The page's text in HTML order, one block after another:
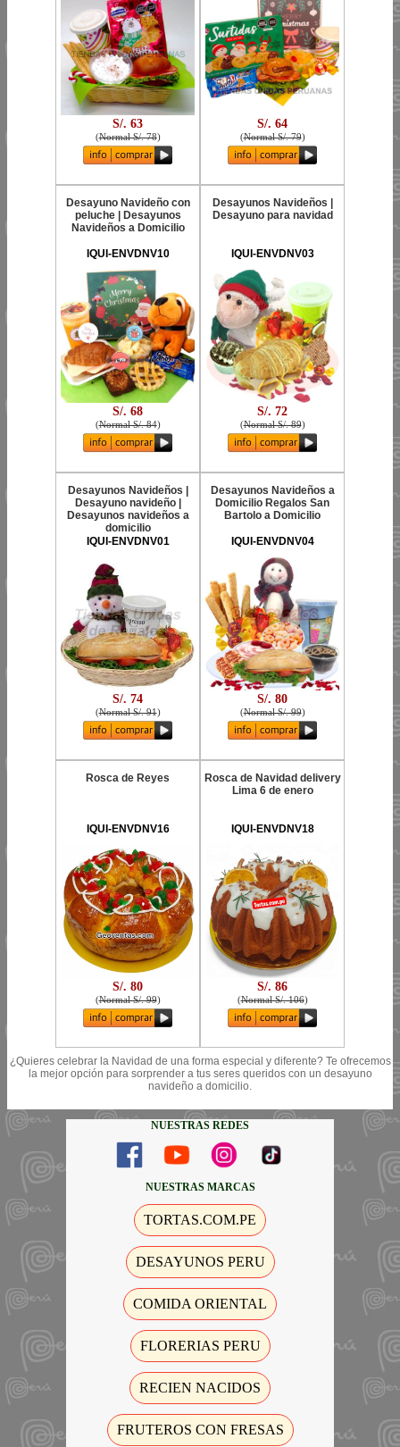
S/. 63
(Normal S/. 78)
S/. 64
(Normal S/. 79)
Desayuno Navideño con
peluche | Desayunos
Navideños a Domicilio
IQUI-ENVDNV10
S/. 68
(Normal S/. 84)
Desayunos Navideños |
Desayuno para navidad
IQUI-ENVDNV03
S/. 72
(Normal S/. 89)
Desayunos Navideños |
Desayuno navideño |
Desayunos navideños a
domicilio
IQUI-ENVDNV01
S/. 74
(Normal S/. 91)
Desayunos Navideños a
Domicilio Regalos San
Bartolo a Domicilio
IQUI-ENVDNV04
S/. 80
(Normal S/. 99)
Rosca de Reyes
IQUI-ENVDNV16
S/. 80
(Normal S/. 99)
Rosca de Navidad delivery
Lima 6 de enero
IQUI-ENVDNV18
S/. 86
(Normal S/. 106)
¿Quieres celebrar la Navidad de una forma especial y diferente? Te ofrecemos
la mejor opción para sorprender a tus seres queridos con un desayuno
navideño a domicilio.
NUESTRAS REDES
NUESTRAS MARCAS
TORTAS.COM.PE
DESAYUNOS PERU
COMIDA ORIENTAL
FLORERIAS PERU
RECIEN NACIDOS
FRUTEROS CON FRESAS